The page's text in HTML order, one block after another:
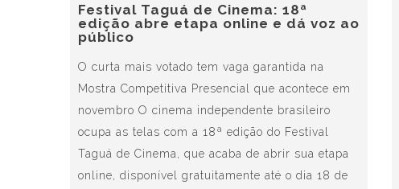
Festival Taguá de Cinema: 18ª
edição abre etapa online e dá voz ao
público
O curta mais votado tem vaga garantida na
Mostra Competitiva Presencial que acontece em
novembro O cinema independente brasileiro
ocupa as telas com a 18ª edição do Festival
Taguá de Cinema, que acaba de abrir sua etapa
online, disponível gratuitamente até o dia 18 de